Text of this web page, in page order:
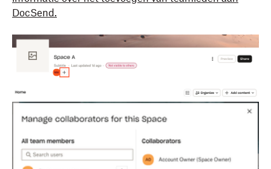
DocSend.